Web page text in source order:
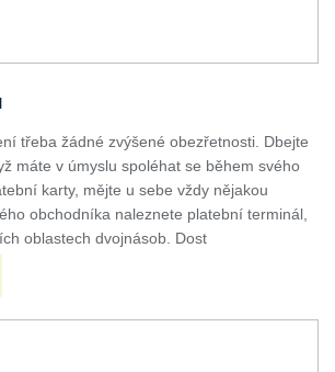
třeba žádné zvýšené obezřetnosti. Dbejte
máte v úmyslu spoléhat se během svého
karty, mějte u sebe vždy nějakou
obchodníka naleznete platební terminál,
oblastech dvojnásob. Dost